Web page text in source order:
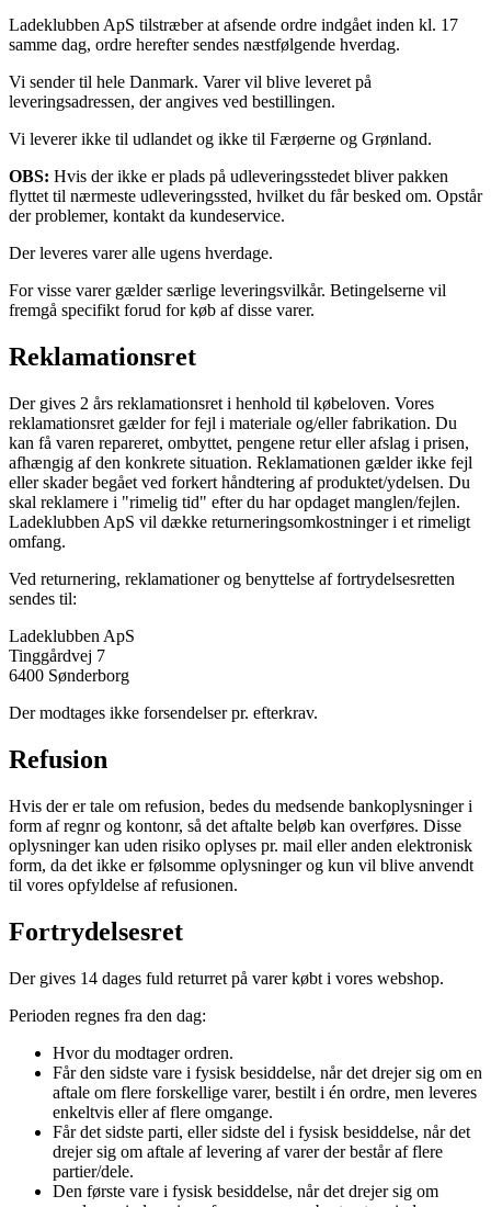
Ladeklubben ApS tilstræber at afsende ordre indgået inden kl. 17
samme dag, ordre herefter sendes næstfølgende hverdag.
Vi sender til hele Danmark. Varer vil blive leveret på
leveringsadressen, der angives ved bestillingen.
Vi leverer ikke til udlandet og ikke til Færøerne og Grønland.
OBS: Hvis der ikke er plads på udleveringsstedet bliver pakken
flyttet til nærmeste udleveringssted, hvilket du får besked om. Opstår
der problemer, kontakt da kundeservice.
Der leveres varer alle ugens hverdage.
For visse varer gælder særlige leveringsvilkår. Betingelserne vil
fremgå specifikt forud for køb af disse varer.
Reklamationsret
Der gives 2 års reklamationsret i henhold til købeloven. Vores
reklamationsret gælder for fejl i materiale og/eller fabrikation. Du
kan få varen repareret, ombyttet, pengene retur eller afslag i prisen,
afhængig af den konkrete situation. Reklamationen gælder ikke fejl
eller skader begået ved forkert håndtering af produktet/ydelsen. Du
skal reklamere i "rimelig tid" efter du har opdaget manglen/fejlen.
Ladeklubben ApS vil dække returneringsomkostninger i et rimeligt
omfang.
Ved returnering, reklamationer og benyttelse af fortrydelsesretten
sendes til:
Ladeklubben ApS
Tinggårdvej 7
6400 Sønderborg
Der modtages ikke forsendelser pr. efterkrav.
Refusion
Hvis der er tale om refusion, bedes du medsende bankoplysninger i
form af regnr og kontonr, så det aftalte beløb kan overføres. Disse
oplysninger kan uden risiko oplyses pr. mail eller anden elektronisk
form, da det ikke er følsomme oplysninger og kun vil blive anvendt
til vores opfyldelse af refusionen.
Fortrydelsesret
Der gives 14 dages fuld returret på varer købt i vores webshop.
Perioden regnes fra den dag:
Hvor du modtager ordren.
Får den sidste vare i fysisk besiddelse, når det drejer sig om en
aftale om flere forskellige varer, bestilt i én ordre, men leveres
enkeltvis eller af flere omgange.
Får det sidste parti, eller sidste del i fysisk besiddelse, når det
drejer sig om aftale af levering af varer der består af flere
partier/dele.
Den første vare i fysisk besiddelse, når det drejer sig om